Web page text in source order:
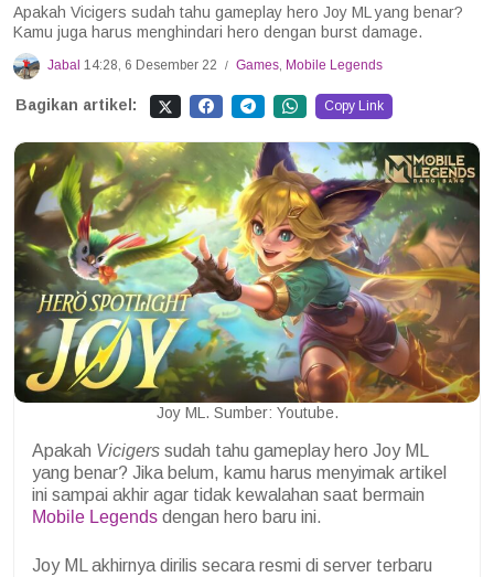
Apakah Vicigers sudah tahu gameplay hero Joy ML yang benar?
Kamu juga harus menghindari hero dengan burst damage.
Jabal 14:28, 6 Desember 22 / Games, Mobile Legends
Bagikan artikel: Copy Link
Joy ML. Sumber: Youtube.
Apakah Vicigers sudah tahu gameplay hero Joy ML
yang benar? Jika belum, kamu harus menyimak artikel
ini sampai akhir agar tidak kewalahan saat bermain
Mobile Legends dengan hero baru ini.
Joy ML akhirnya dirilis secara resmi di server terbaru